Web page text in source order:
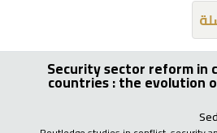
Security sector reform
countries : the evolution